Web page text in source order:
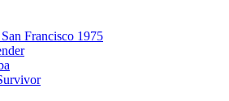
Francisco 1975